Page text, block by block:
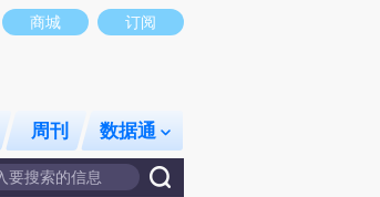
商城 订阅
周刊 数据通